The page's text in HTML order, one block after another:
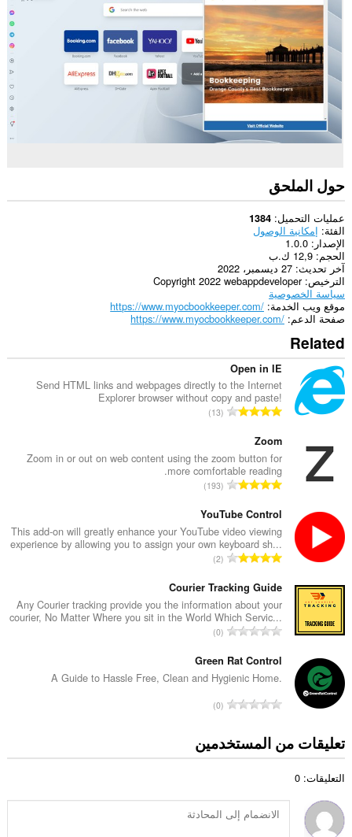
حول الملحق
عمليات التحميل 1384
الفئة إمكانية الوصول
الإصدار
1.0.0
الحجم 12,9 ك.ب
آخر تحديث 27 ديسمبر، 2022
الترخيص Copyright 2022 webappdeveloper
سياسة الخصوصية
موقع ويب الخدمة https://www.myocbookkeeper.com/
صفحة الدعم https://www.myocbookkeeper.com/
Related
Open in IE
Send HTML links and webpages directly to the Internet
Explorer browser without copy and paste!
ا
د
د
ا
إ
ج
م
ل
ي
ل
ل
ق
ي
م
ت
:
13
Zoom
Zoom in or out on web content using the zoom button for
more comfortable reading.
ا
ع
د
د
ا
إ
ج
م
ل
ي
ل
ل
ي
ا
ت
193
YouTube Control
This add-on will greatly enhance your YouTube video viewing
experience by allowing you to assign your own keyboard sh...
ا
ع
د
د
ا
إ
ج
م
ي
ل
ي
2
Courier Tracking Guide
Any Courier tracking provide you the information about your
courier, No Matter Where you sit in the World Which Servic...
ا
ع
د
ا
إ
ج
ل
ي
0
Green Rat Control
A Guide to Hassle Free, Clean and Hygienic Home.
ا
د
ل
إ
0
تعليقات من المستخدمين
التعليقات: 0